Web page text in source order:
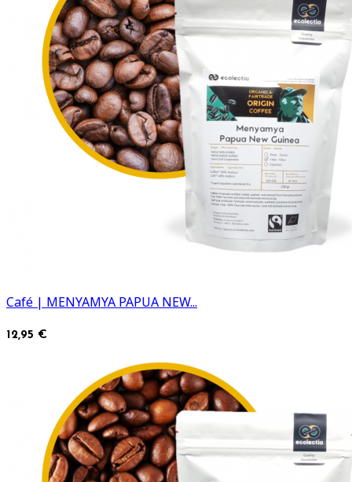
Café | MENYAMYA PAPUA NEW...
12,95 €